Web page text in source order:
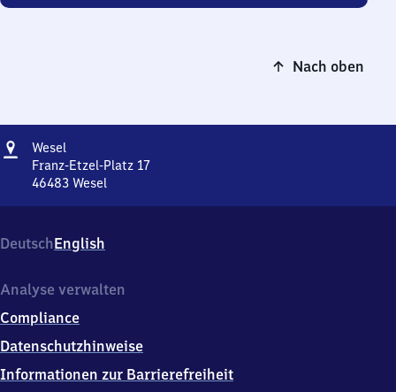
Nach oben
Adresse
Wesel
Franz-Etzel-Platz 17
46483 Wesel
Etzel-
Platz
4
4
8
Wesel
DeutschEnglish
Analyse verwalten
Compliance
Datenschutzhinweise
Informationen zur Barrierefreiheit